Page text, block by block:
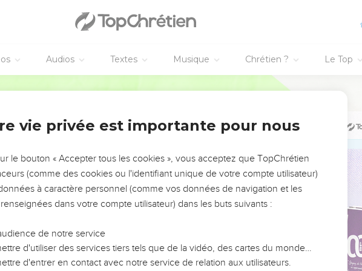
Audios Textes Musique Chrétien ? Le Top
: « Voilà qui est étonnant : vous ne savez pas d'où il est, et pourtant il m'a ouvert
entendu dire que quelqu'un ait ouvert les yeux d'un aveugle-né.
pas de Dieu, il ne pourrait rien faire. »
il, Seigneur, afin que je croie en lui ? »
et celui qui te parle, c'est lui. »
venu dans ce monde pour un jugement, pour que ceux qui ne voient pas voient et
deviennent aveugles. »
vie privée est importante pour nous
le bouton « Accepter tous les cookies », vous acceptez que TopChrétien
(comme des cookies ou l'identifiant unique de votre compte utilisateur)
à caractère personnel (comme vos données de navigation et les
dans votre compte utilisateur) dans les buts suivants :
de notre service
d'utiliser des services tiers tels que de la vidéo, des cartes du monde…
d'entrer en contact avec notre service de relation aux utilisateurs.